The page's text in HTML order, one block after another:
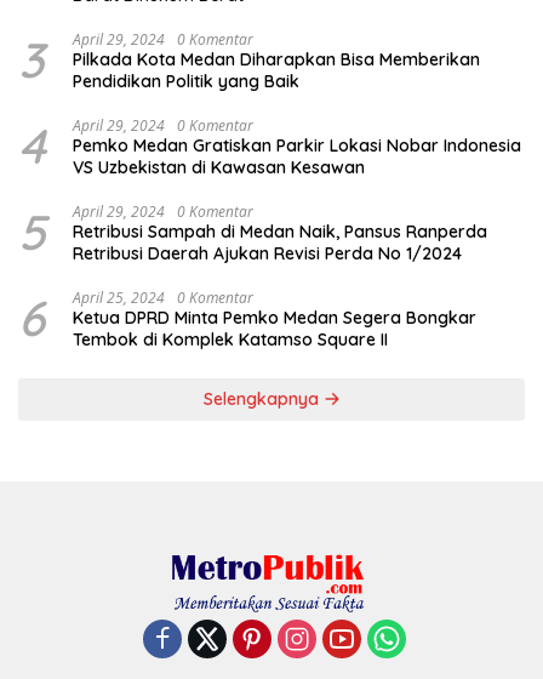
3 April 29, 2024 0 Komentar
Pilkada Kota Medan Diharapkan Bisa Memberikan
Pendidikan Politik yang Baik
4 April 29, 2024 0 Komentar
Pemko Medan Gratiskan Parkir Lokasi Nobar Indonesia
VS Uzbekistan di Kawasan Kesawan
5 April 29, 2024 0 Komentar
Retribusi Sampah di Medan Naik, Pansus Ranperda
Retribusi Daerah Ajukan Revisi Perda No 1/2024
6 April 25, 2024 0 Komentar
Ketua DPRD Minta Pemko Medan Segera Bongkar
Tembok di Komplek Katamso Square II
Selengkapnya